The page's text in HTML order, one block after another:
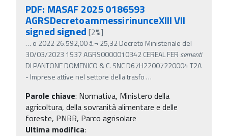
PDF: MASAF 2025 0186593
AGRSDecretoammessirinunceXIII VII
signed signed [2%]
… o 2022 26.592,00 â‚¬ 25,32 Decreto Ministeriale del
30/03/2023 1537 AGRS0000010342 CEREAL FER sementi
DI PANTONE DOMENICO & C. SNC D67H22007220004 T2A
- Imprese attive nel settore della trasfo …
Parole chiave: Normativa, Ministero della
agricoltura, della sovranità alimentare e delle
foreste, PNRR, Parco agrisolare
Ultima modifica: